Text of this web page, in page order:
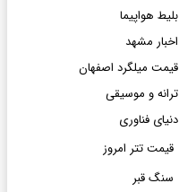
بلیط هواپیما
اخبار مشهد
قیمت میلگرد اصفهان
ترانه و موسیقی
دنیای فناوری
قیمت تتر امروز
سنگ قبر